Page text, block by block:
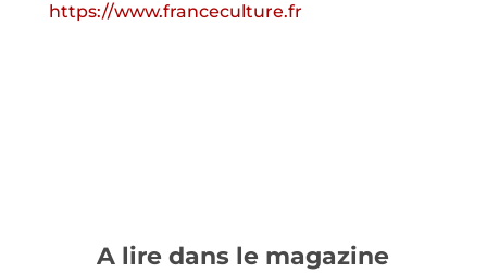
https://www.franceculture.fr
A lire dans le magazine